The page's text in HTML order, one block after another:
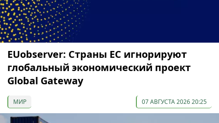
EUobserver: Страны ЕС игнорируют
глобальный экономический проект
Global Gateway
МИР 07 АВГУСТА 2026 20:25